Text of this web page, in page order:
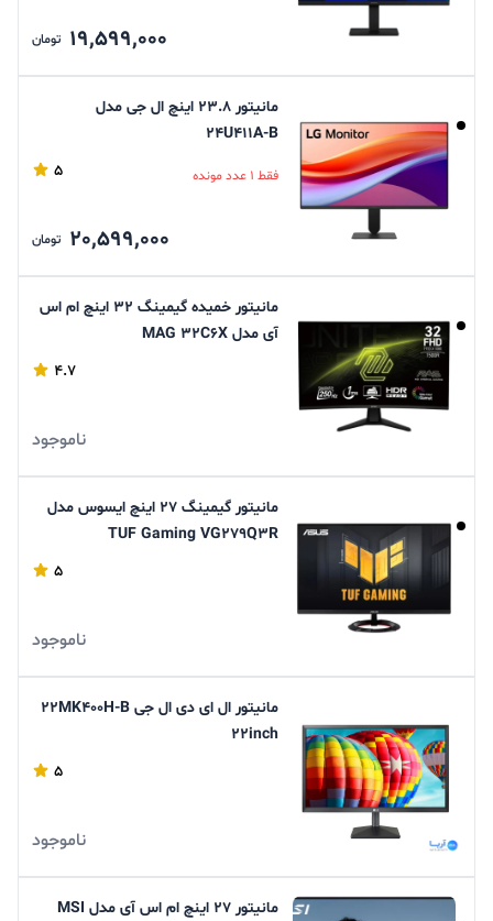
19,599,000 تومان
مانیتور 23.8 اینچ ال جی مدل
24U411A-B
فقط 1 عدد مونده 5
20,599,000 تومان
مانیتور خمیده گیمینگ 32 اینچ ام اس
آی مدل MAG 32C6X
4.7
ناموجود
مانیتور گیمینگ 27 اینچ ایسوس مدل
TUF Gaming VG279Q3R
5
ناموجود
مانیتور ال ای دی ال جی 22MK400H-B
22inch
5
ناموجود
مانیتور 27 اینچ ام اس آی مدل MSI